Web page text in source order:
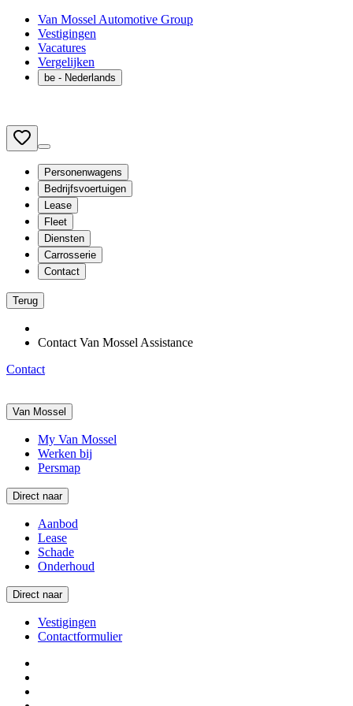
Van Mossel Automotive Group
Vestigingen
Vacatures
Vergelijken
be - Nederlands
Personenwagens
Bedrijfsvoertuigen
Lease
Fleet
Diensten
Carrosserie
Contact
Terug
Contact Van Mossel Assistance
Contact
Van Mossel
My Van Mossel
Werken bij
Persmap
Direct naar
Aanbod
Lease
Schade
Onderhoud
Direct naar
Vestigingen
Contactformulier